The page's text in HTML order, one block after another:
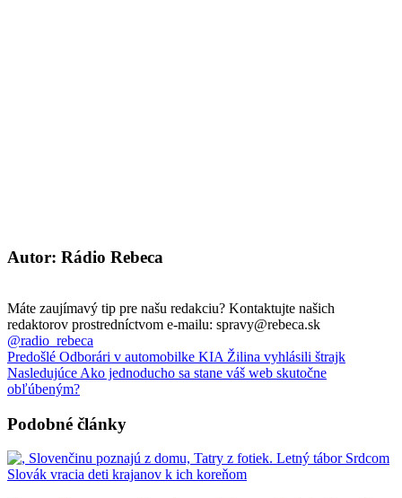
Autor: Rádio Rebeca
Máte zaujímavý tip pre našu redakciu? Kontaktujte našich
redaktorov prostredníctvom e-mailu: spravy@rebeca.sk
@radio_rebeca
Predošlé Odborári v automobilke KIA Žilina vyhlásili štrajk
Nasledujúce Ako jednoducho sa stane váš web skutočne
obľúbeným?
Podobné články